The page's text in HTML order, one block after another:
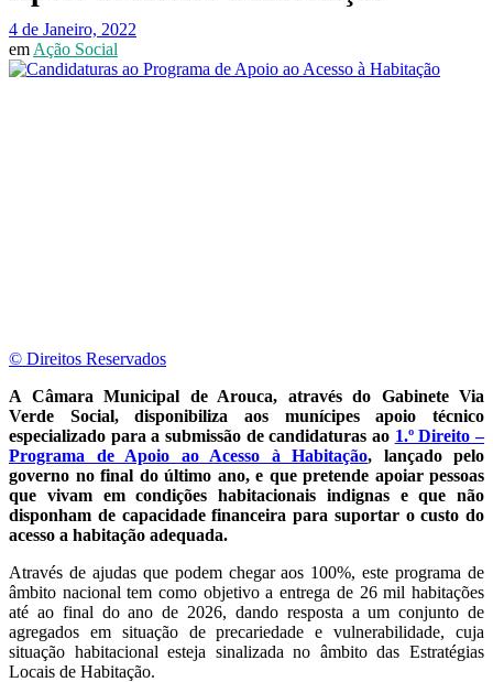
4 de Janeiro, 2022
em Ação Social
© Direitos Reservados
A Câmara Municipal de Arouca, através do Gabinete Via
Verde Social, disponibiliza aos munícipes apoio técnico
especializado para a submissão de candidaturas ao 1.º Direito –
Programa de Apoio ao Acesso à Habitação, lançado pelo
governo no final do último ano, e que pretende apoiar pessoas
que vivam em condições habitacionais indignas e que não
disponham de capacidade financeira para suportar o custo do
acesso a habitação adequada.
Através de ajudas que podem chegar aos 100%, este programa de
âmbito nacional tem como objetivo a entrega de 26 mil habitações
até ao final do ano de 2026, dando resposta a um conjunto de
agregados em situação de precariedade e vulnerabilidade, cuja
situação habitacional esteja sinalizada no âmbito das Estratégias
Locais de Habitação.